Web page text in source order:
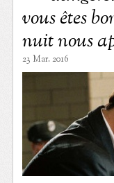
vous êtes
nuit nous
23 Mar. 2016